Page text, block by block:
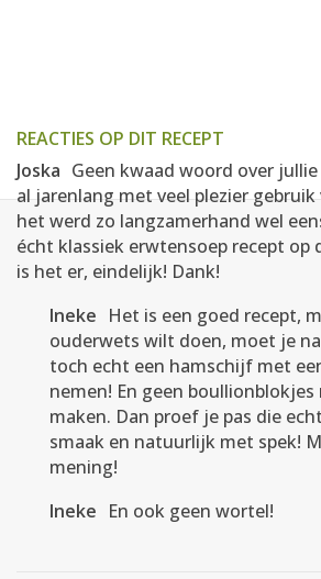
REACTIES OP DIT RECEPT
Joska Geen kwaad woord over
al jarenlang met veel plezier
het werd zo langzamerhand wel
écht klassiek erwtensoep recept op
is het er, eindelijk! Dank!
Ineke Het is een goed recept,
ouderwets wilt doen, moet je
toch echt een hamschijf met
nemen! En geen boullionblokjes
maken. Dan proef je pas die
smaak en natuurlijk met spek!
mening!
Ineke En ook geen wortel!